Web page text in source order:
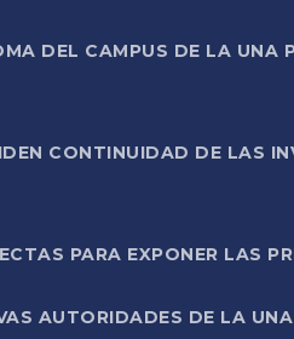
DEL CAMPUS DE LA UNA
CONTINUIDAD DE LAS
PARA EXPONER LAS
AUTORIDADES DE LA